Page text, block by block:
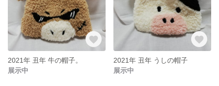
2021年 丑年 牛の帽子。
展示中
2021年 丑年 うしの帽子
展示中